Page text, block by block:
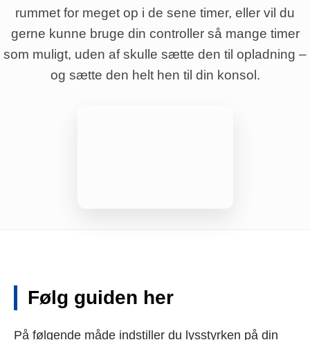
rummet for meget op i de sene timer, eller vil du
gerne kunne bruge din controller så mange timer
som muligt, uden af skulle sætte den til opladning –
og sætte den helt hen til din konsol.
Følg guiden her
På følgende måde indstiller du lysstyrken på din